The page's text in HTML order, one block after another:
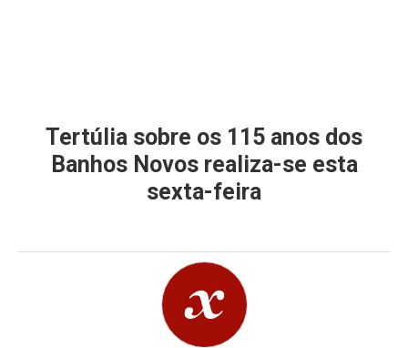
Tertúlia sobre os 115 anos dos
Banhos Novos realiza-se esta
sexta-feira